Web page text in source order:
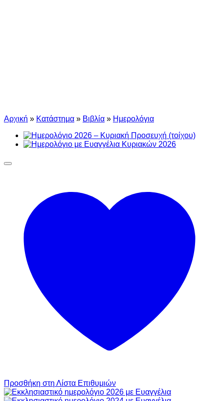
Αρχική » Κατάστημα » Βιβλία » Ημερολόγια
Προσθήκη στη Λίστα Επιθυμιών